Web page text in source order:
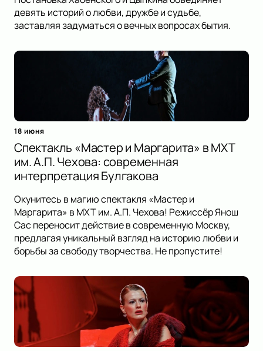
девять историй о любви, дружбе и судьбе,
заставляя задуматься о вечных вопросах бытия.
18 июня
Спектакль «Мастер и Маргарита» в МХТ
им. А.П. Чехова: современная
интерпретация Булгакова
Окунитесь в магию спектакля «Мастер и
Маргарита» в МХТ им. А.П. Чехова! Режиссёр Янош
Сас переносит действие в современную Москву,
предлагая уникальный взгляд на историю любви и
борьбы за свободу творчества. Не пропустите!